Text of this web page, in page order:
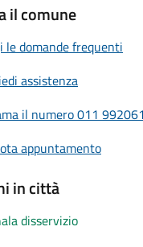
il comune
le domande frequenti
assistenza
il numero 011
appuntamento
in città
disservizio